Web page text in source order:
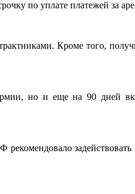
по уплате платежей за
Кроме того,
но и еще на 90 дней